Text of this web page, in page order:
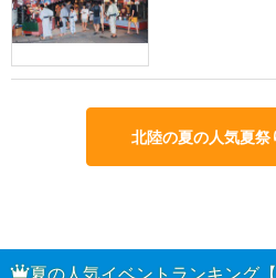
北陸の夏の人気夏祭